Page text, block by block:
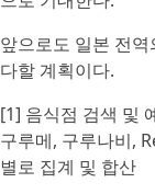
앞으로도 일본 전
다할 계획이다.
[1] 음식점 검색 및
구루메, 구루나비,
별로 집계 및 합산